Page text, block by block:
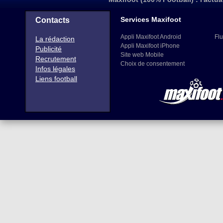
Contacts
La rédaction
Publicité
Recrutement
Infos légales
Liens football
Services Maxifoot
Appli Maxifoot Android
Appli Maxifoot iPhone
Site web Mobile
Choix de consentement